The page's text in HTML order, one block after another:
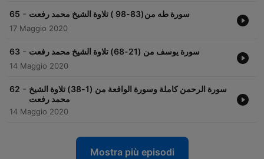
65 - سورة طه من(83-98 ) تلاوة الشيخ محمد رفعت
17 Maggio 2020
63 - سورة يوسف من (21-68) تلاوة الشيخ محمد رفعت
14 Maggio 2020
62 - سورة الرحمن كاملة وسورة الواقعة من (1-38) تلاوة الشيخ
محمد رفعت
14 Maggio 2020
Mostra più episodi